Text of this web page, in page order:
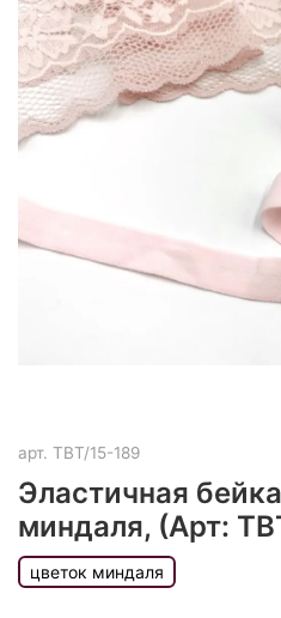
арт. TBT/15-189
Эластичная
миндаля, (Арт:
цветок миндаля